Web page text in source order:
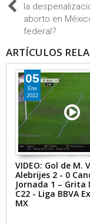
la
aborto en
federal?
ARTÍCULOS
05
Ene
2022
VIDEO: Gol de M.
Alebrijes 2 - 0
Jornada 1 – Grita
C22 - Liga BBVA
MX